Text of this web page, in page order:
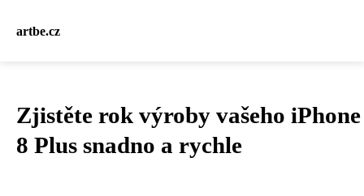
artbe.cz
Zjistěte rok výroby vašeho iPhone
8 Plus snadno a rychle